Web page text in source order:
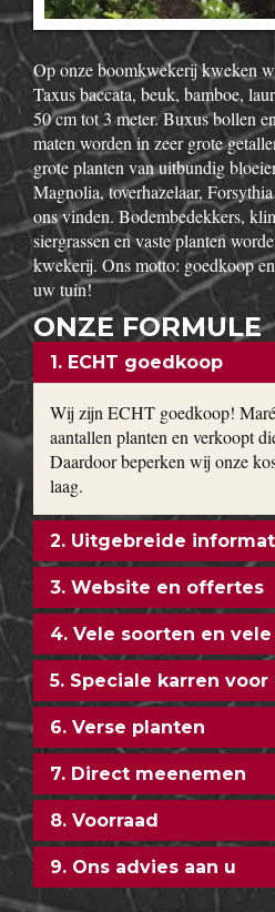
Op onze boomkwekerij kweken
Taxus baccata, beuk, bamboe,
50 cm tot 3 meter. Buxus bollen
maten worden in zeer grote
grote planten van uitbundig
Magnolia, toverhazelaar,
ons vinden. Bodembedekkers,
siergrassen en vaste planten
kwekerij. Ons motto: goedkoop
uw tuin!
ONZE FORMULE
1. ECHT goedkoop
Wij zijn ECHT goedkoop!
aantallen planten en verkoopt
Daardoor beperken wij onze
laag.
2. Uitgebreide
3. Website en offertes
4. Vele soorten en
5. Speciale karren voor
6. Verse planten
7. Direct meenemen
8. Voorraad
9. Ons advies aan u